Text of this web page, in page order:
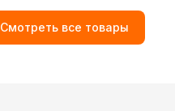
Смотреть все товары